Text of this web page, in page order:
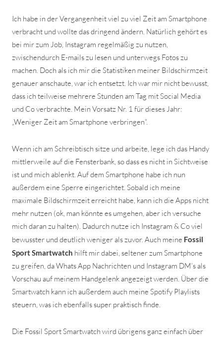
Ich habe in der Vergangenheit viel zu viel Zeit am Smartphone
verbracht und wollte das dringend ändern. Natürlich gehört es
bei mir zum Job, Instagram regelmäßig zu nutzen,
zwischendurch E-mails zu lesen und unterwegs Fotos zu
machen. Doch als ich mir die Statistiken meiner Bildschirmzeit
genauer anschaute, war ich entsetzt. Ich war mir nicht bewusst,
dass ich teilweise mehrere Stunden am Tag mit Social Media
und Co verbrachte. Mein Vorsatz Nr. 1 für dieses Jahr:
„Weniger Zeit am Smartphone verbringen“.
Wenn ich am Schreibtisch sitze und arbeite, lege ich das Handy
mittlerweile auf die Fensterbank, so dass es nicht in Sichtweise
ist und mich ablenkt. Auf dem Smartphone habe ich nun
außerdem eine Sperre eingerichtet. Sobald ich meine
maximale Bildschirmzeit erreicht habe, kann ich die Apps nicht
mehr nutzen (ok, man könnte es umgehen, aber ich versuche
mich daran zu halten). Dadurch nutze ich Instagram & Co viel
bewusster und deutlich weniger als zuvor. Auch meine Fossil
Sport Smartwatch hilft mir dabei, seltener zum Smartphone
zu greifen, da Whats App Nachrichten und Instagram DM’s als
Vorschau auf meinem Handgelenk angezeigt werden. Über die
Smartwatch kann ich außerdem auch meine Spotify Playlists
steuern, was ich ebenfalls super praktisch finde.
Die Fossil Sport Smartwatch wird übrigens ganz einfach über